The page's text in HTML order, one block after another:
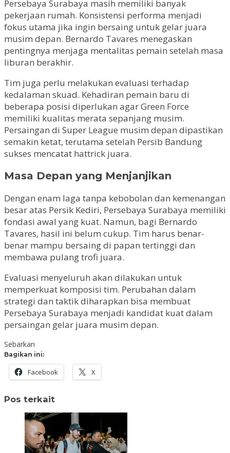
Persebaya Surabaya masih memiliki banyak
pekerjaan rumah. Konsistensi performa menjadi
fokus utama jika ingin bersaing untuk gelar juara
musim depan. Bernardo Tavares menegaskan
pentingnya menjaga mentalitas pemain setelah masa
liburan berakhir.
Tim juga perlu melakukan evaluasi terhadap
kedalaman skuad. Kehadiran pemain baru di
beberapa posisi diperlukan agar Green Force
memiliki kualitas merata sepanjang musim.
Persaingan di Super League musim depan dipastikan
semakin ketat, terutama setelah Persib Bandung
sukses mencatat hattrick juara.
Masa Depan yang Menjanjikan
Dengan enam laga tanpa kebobolan dan kemenangan
besar atas Persik Kediri, Persebaya Surabaya memiliki
fondasi awal yang kuat. Namun, bagi Bernardo
Tavares, hasil ini belum cukup. Tim harus benar-
benar mampu bersaing di papan tertinggi dan
membawa pulang trofi juara.
Evaluasi menyeluruh akan dilakukan untuk
memperkuat komposisi tim. Perubahan dalam
strategi dan taktik diharapkan bisa membuat
Persebaya Surabaya menjadi kandidat kuat dalam
persaingan gelar juara musim depan.
Sebarkan
Bagikan ini:
Facebook X
Pos terkait